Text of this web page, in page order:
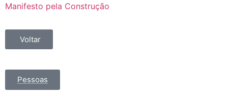
Manifesto pela Construção
Voltar
Pessoas